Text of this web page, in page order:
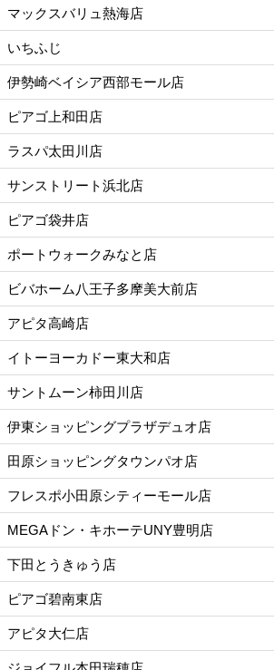
マックスバリュ熱海店
いちふじ
伊勢崎ベイシア西部モール店
ピアゴ上和田店
ラスパ太田川店
サンストリート浜北店
ピアゴ袋井店
ポートウォークみなと店
ビバホーム八王子多摩美大前店
アピタ高崎店
イトーヨーカドー東大和店
サントムーン柿田川店
伊東ショッピングプラザデュオ店
田原ショッピングタウンパオ店
フレスポ小田原シティーモール店
MEGAドン・キホーテUNY豊明店
下田とうきゅう店
ピアゴ碧南東店
アピタ大仁店